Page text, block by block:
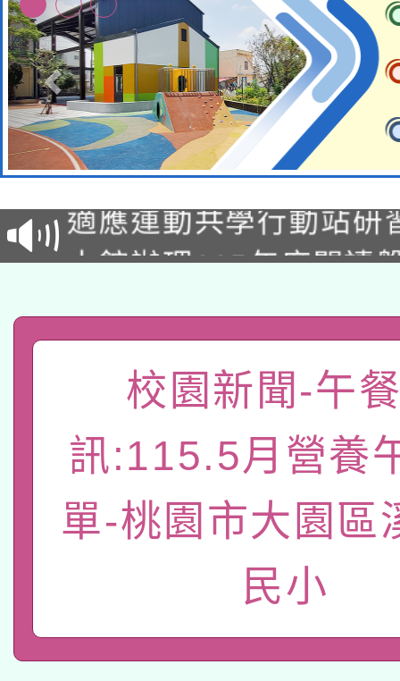
本校115學年度第2次
招甄選結果公告(無人
招)
適應運動共學行動站研
本館辦理115年度閱讀
礎課程
A3數位素養講師名單
「數位內容與教學軟
pilot」
有關大陸委員會函釋公
薪期間赴陸應申請許可
轉知經濟部水利署委託
業技術研究院辦理「
用水績優單位及節水達
115年8月22日(星期六
桃園市孔廟祈福系列
2026年桃園地景藝術
本校115學年度第2次
招甄選結果公告(無人
適應運動共學行動站研
校園新聞-午
訊:115.5月營養
單-桃園市大園區
民小